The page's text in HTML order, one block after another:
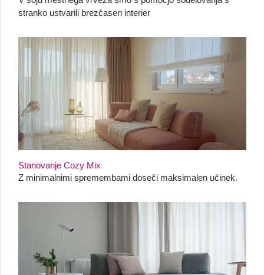
stranko ustvarili brezčasen interier
Stanovanje Cozy Mix
Z minimalnimi spremembami doseči maksimalen učinek.